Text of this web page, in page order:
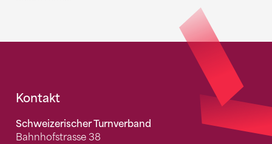
Fusszeile
Kontakt
Schweizerischer Turnverband
Bahnhofstrasse 38